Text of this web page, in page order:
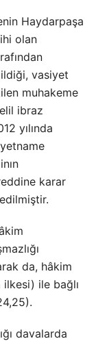
Haydarpaşa
olan
vasiyet
muhakeme
ibraz
yılında
karar
da, hâkim
ile bağlı
davalarda